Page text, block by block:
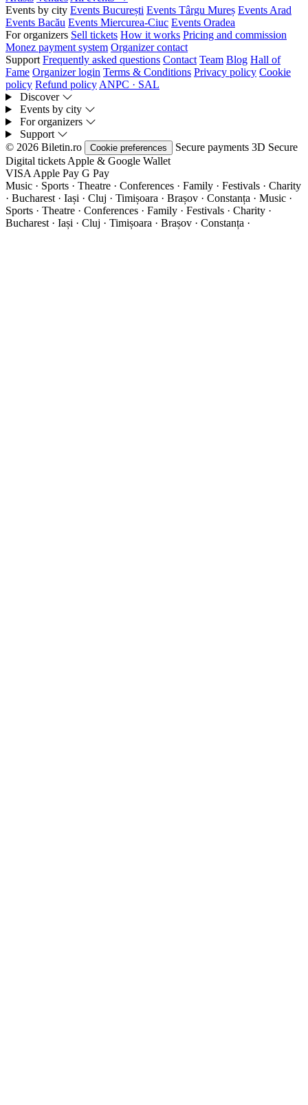
Events by city Events București Events Târgu Mureș Events Arad
Events Bacău Events Miercurea-Ciuc Events Oradea
For organizers Sell tickets How it works Pricing and commission
Monez payment system Organizer contact
Support Frequently asked questions Contact Team Blog Hall of
Fame Organizer login Terms & Conditions Privacy policy Cookie
policy Refund policy ANPC · SAL
Discover
Events by city
For organizers
Support
© 2026 Biletin.ro
Cookie preferences Secure payments 3D Secure
Digital tickets Apple & Google Wallet
VISA Apple Pay G Pay
Music · Sports · Theatre · Conferences · Family · Festivals · Charity
· Bucharest · Iași · Cluj · Timișoara · Brașov · Constanța · Music ·
Sports · Theatre · Conferences · Family · Festivals · Charity ·
Bucharest · Iași · Cluj · Timișoara · Brașov · Constanța ·